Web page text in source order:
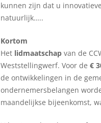
kunnen zijn dat u
natuurlijk…..
Kortom
Het lidmaatschap van de
Weststellingwerf. Voor de€
de ontwikkelingen in de
ondernemersbelangen
maandelijkse bijeenkomst,